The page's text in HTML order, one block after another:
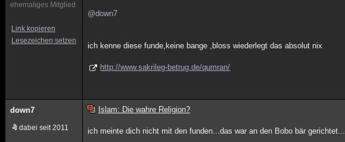
ehemaliges Mitglied
Link kopieren
Lesezeichen setzen
@down7
ich kenne diese funde,keine bange ,bloss wiederlegt das absolut nix
http://www.sakrileg-betrug.de/qumran/
down7
dabei seit 2011
Islam: Die wahre Religion?
ich meinte dich nicht mit den funden...das war an den Bobo bär gerichtet...